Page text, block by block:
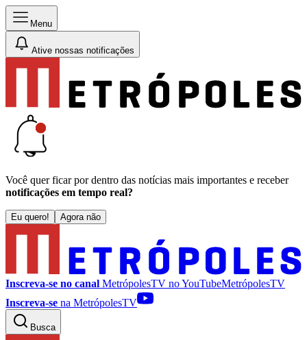
Menu
Ative nossas notificações
Você quer ficar por dentro das notícias mais importantes e receber
notificações em tempo real?
Eu quero! Agora não
Inscreva-se no canal MetrópolesTV noYouTubeMetrópolesTV
Inscreva-se na MetrópolesTV
Busca